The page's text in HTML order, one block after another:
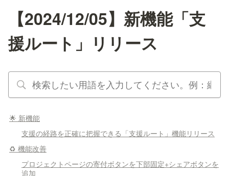
【2024/12/05】新機能「支
援ルート」リリース
🌟 新機能
支援の経路を正確に把握できる「支援ルート」機能リリース
♻️ 機能改善
プロジェクトページの寄付ボタンを下部固定+シェアボタンを
追加